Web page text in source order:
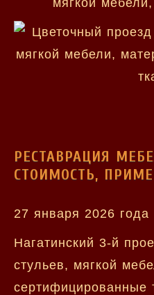
РЕСТАВРАЦИЯ
СТОИМОСТЬ,
27 января 2026 года
Нагатинский 3-й
стульев, мягкой
сертифицированные